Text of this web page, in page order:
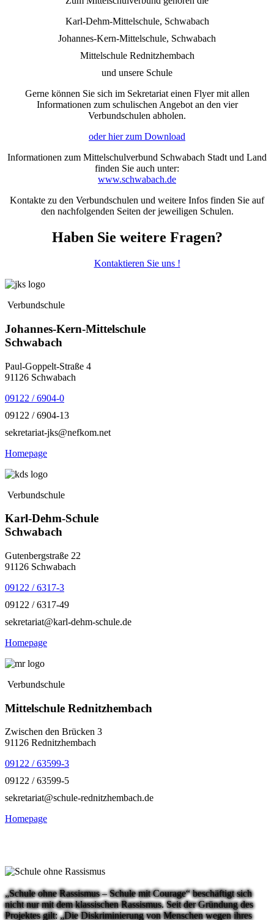
Karl-Dehm-Mittelschule, Schwabach
Johannes-Kern-Mittelschule, Schwabach
Mittelschule Rednitzhembach
und unsere Schule
Gerne können Sie sich im Sekretariat einen Flyer mit allen
Informationen zum schulischen Angebot an den vier
Verbundschulen abholen.
oder hier zum Download
Informationen zum Mittelschulverbund Schwabach Stadt und Land
finden Sie auch unter:
www.schwabach.de
Kontakte zu den Verbundschulen und weitere Infos finden Sie auf
den nachfolgenden Seiten der jeweiligen Schulen.
Haben Sie weitere Fragen?
Kontaktieren Sie uns !
Verbundschule
Johannes-Kern-Mittelschule
Schwabach
Paul-Goppelt-Straße 4
91126 Schwabach
09122 / 6904-0
09122 / 6904-13
sekretariat-jks@nefkom.net
Homepage
Verbundschule
Karl-Dehm-Schule
Schwabach
Gutenbergstraße 22
91126 Schwabach
09122 / 6317-3
09122 / 6317-49
sekretariat@karl-dehm-schule.de
Homepage
Verbundschule
Mittelschule Rednitzhembach
Zwischen den Brücken 3
91126 Rednitzhembach
09122 / 63599-3
09122 / 63599-5
sekretariat@schule-rednitzhembach.de
Homepage
„Schule ohne Rassismus – Schule mit Courage“ beschäftigt sich
nicht nur mit dem klassischen Rassismus. Seit der Gründung des
Projektes gilt: „Die Diskriminierung von Menschen wegen ihres